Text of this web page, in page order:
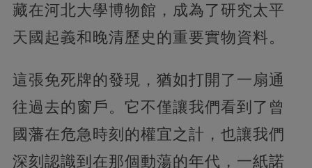
藏在河北大學博物館，成為了研究太平
天國起義和晚清歷史的重要實物資料。
這張免死牌的發現，猶如打開了一扇通
往過去的窗戶。它不僅讓我們看到了曾
國藩在危急時刻的權宜之計，也讓我們
深刻認識到在那個動蕩的年代，一紙諾